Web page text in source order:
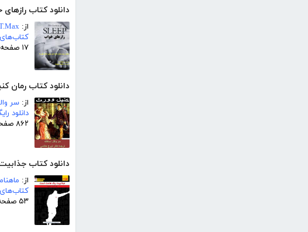
دانلود کتاب
از:
۱۷ صفحه
دانلود کتاب رمان
از: سر
دانلود
۸۶۲ صفحه
دانلود کتاب
از:
۵۳ صفحه